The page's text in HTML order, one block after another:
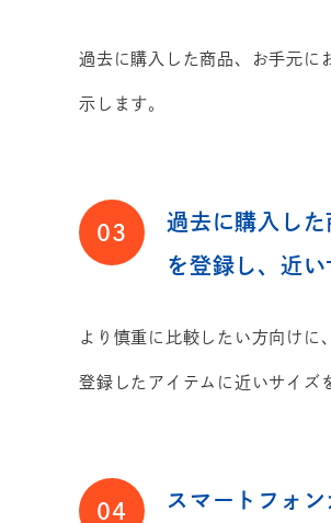
過去に購入した商品、お手元に
示します。
03
過去に購入し
を登録し、近い
より慎重に比較したい方向けに
登録したアイテムに近いサイズ
04
スマートフォ